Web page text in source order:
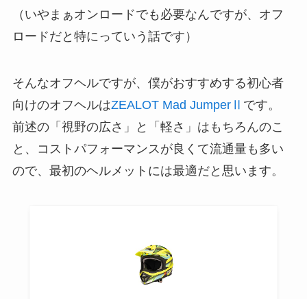
（いやまぁオンロードでも必要なんですが、オフ
ロードだと特にっていう話です）
そんなオフヘルですが、僕がおすすめする初心者
向けのオフヘルはZEALOT Mad JumperⅡ です。
前述の「視野の広さ」と「軽さ」はもちろんのこ
と、コストパフォーマンスが良くて流通量も多い
ので、最初のヘルメットには最適だと思います。